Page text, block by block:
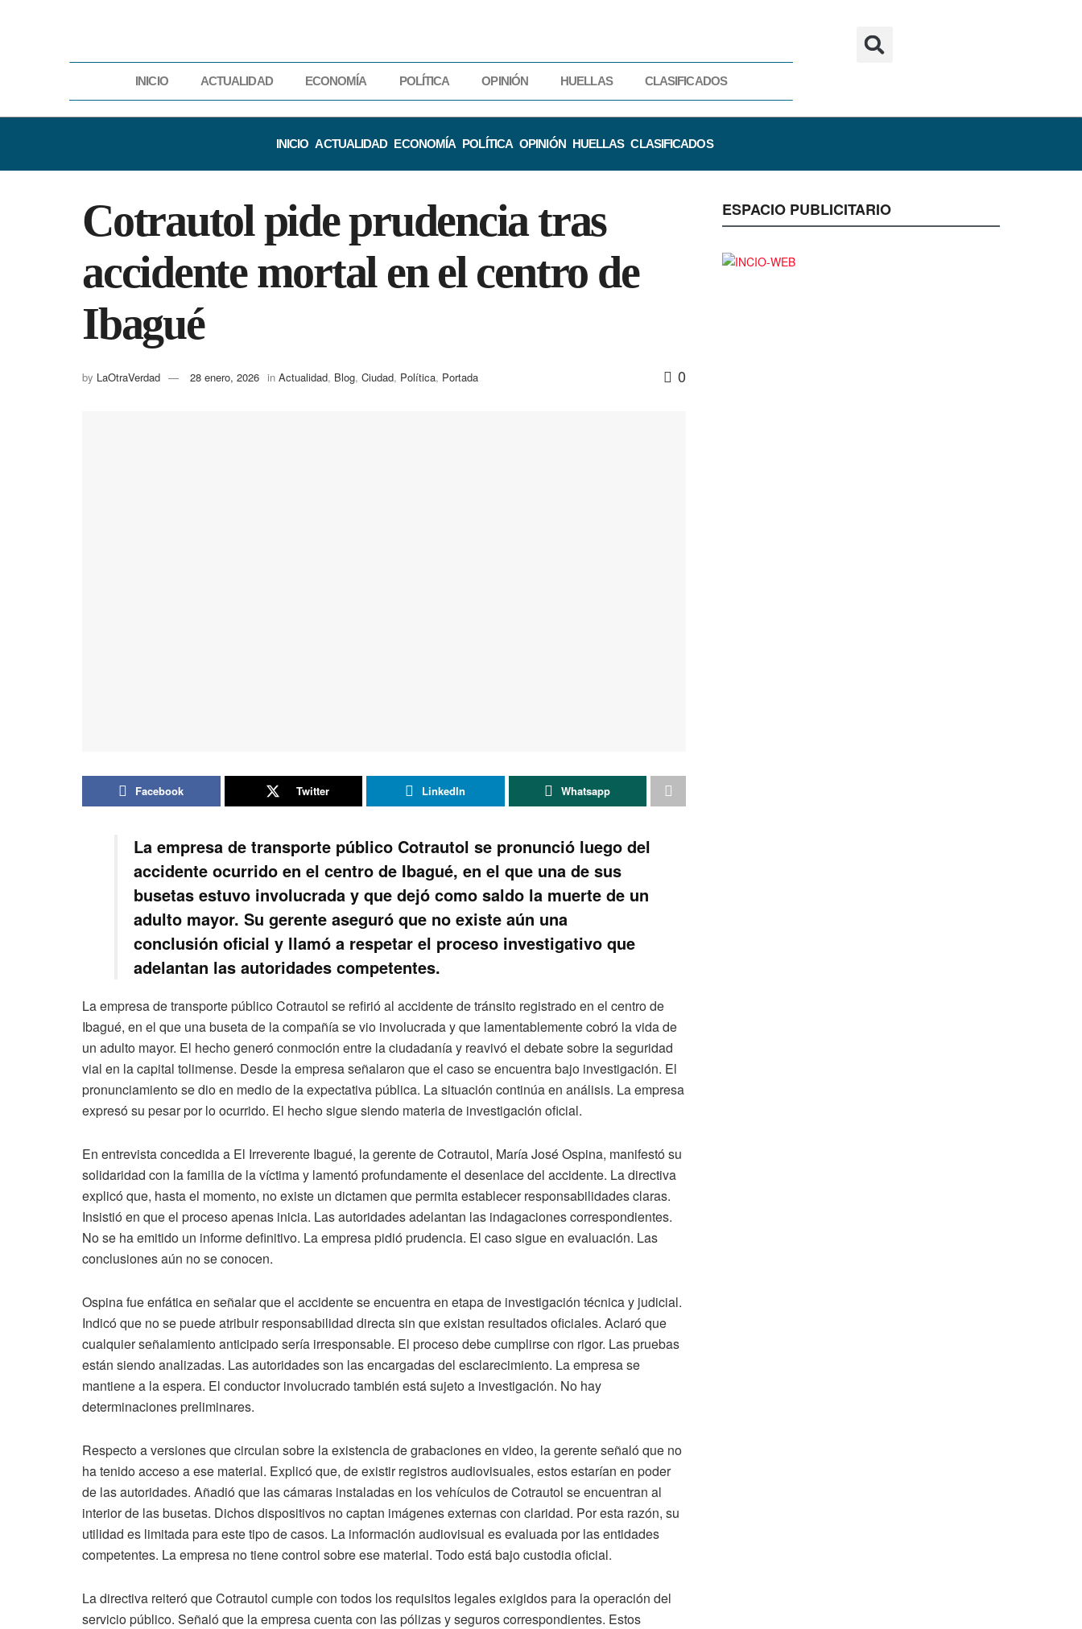
INICIO ACTUALIDAD ECONOMÍA POLÍTICA OPINIÓN HUELLAS CLASIFICADOS
INICIO ACTUALIDAD ECONOMÍA POLÍTICA OPINIÓN HUELLAS CLASIFICADOS
Cotrautol pide prudencia tras
accidente mortal en el centro de
Ibagué
by LaOtraVerdad 28 enero, 2026 in Actualidad, Blog, Ciudad, Política, Portada 0
Facebook Twitter LinkedIn Whatsapp
La empresa de transporte público Cotrautol se pronunció luego del
accidente ocurrido en el centro de Ibagué, en el que una de sus
busetas estuvo involucrada y que dejó como saldo la muerte de un
adulto mayor. Su gerente aseguró que no existe aún una
conclusión oficial y llamó a respetar el proceso investigativo que
adelantan las autoridades competentes.
La empresa de transporte público Cotrautol se refirió al accidente de tránsito registrado en el centro de
Ibagué, en el que una buseta de la compañía se vio involucrada y que lamentablemente cobró la vida de
un adulto mayor. El hecho generó conmoción entre la ciudadanía y reavivó el debate sobre la seguridad
vial en la capital tolimense. Desde la empresa señalaron que el caso se encuentra bajo investigación. El
pronunciamiento se dio en medio de la expectativa pública. La situación continúa en análisis. La empresa
expresó su pesar por lo ocurrido. El hecho sigue siendo materia de investigación oficial.
En entrevista concedida a El Irreverente Ibagué, la gerente de Cotrautol, María José Ospina, manifestó su
solidaridad con la familia de la víctima y lamentó profundamente el desenlace del accidente. La directiva
explicó que, hasta el momento, no existe un dictamen que permita establecer responsabilidades claras.
Insistió en que el proceso apenas inicia. Las autoridades adelantan las indagaciones correspondientes.
No se ha emitido un informe definitivo. La empresa pidió prudencia. El caso sigue en evaluación. Las
conclusiones aún no se conocen.
Ospina fue enfática en señalar que el accidente se encuentra en etapa de investigación técnica y judicial.
Indicó que no se puede atribuir responsabilidad directa sin que existan resultados oficiales. Aclaró que
cualquier señalamiento anticipado sería irresponsable. El proceso debe cumplirse con rigor. Las pruebas
están siendo analizadas. Las autoridades son las encargadas del esclarecimiento. La empresa se
mantiene a la espera. El conductor involucrado también está sujeto a investigación. No hay
determinaciones preliminares.
Respecto a versiones que circulan sobre la existencia de grabaciones en video, la gerente señaló que no
ha tenido acceso a ese material. Explicó que, de existir registros audiovisuales, estos estarían en poder
de las autoridades. Añadió que las cámaras instaladas en los vehículos de Cotrautol se encuentran al
interior de las busetas. Dichos dispositivos no captan imágenes externas con claridad. Por esta razón, su
utilidad es limitada para este tipo de casos. La información audiovisual es evaluada por las entidades
competentes. La empresa no tiene control sobre ese material. Todo está bajo custodia oficial.
La directiva reiteró que Cotrautol cumple con todos los requisitos legales exigidos para la operación del
servicio público. Señaló que la empresa cuenta con las pólizas y seguros correspondientes. Estos
ESPACIO PUBLICITARIO